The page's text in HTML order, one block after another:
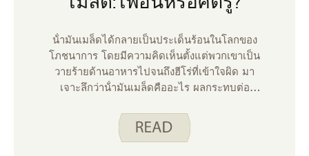
น้ํามันเมล็ดได้กลายเป็นประเด็นร้อนในโลกของ
โภชนาการ โดยมีความคิดเห็นตั้งแต่พวกเขาเป็น
วายร้ายด้านอาหารไปจนถึงฮีโร่ที่เข้าใจผิด มา
เจาะลึกว่าน้ํามันเมล็ดคืออะไร ผลกระทบต่อ
บริโภค